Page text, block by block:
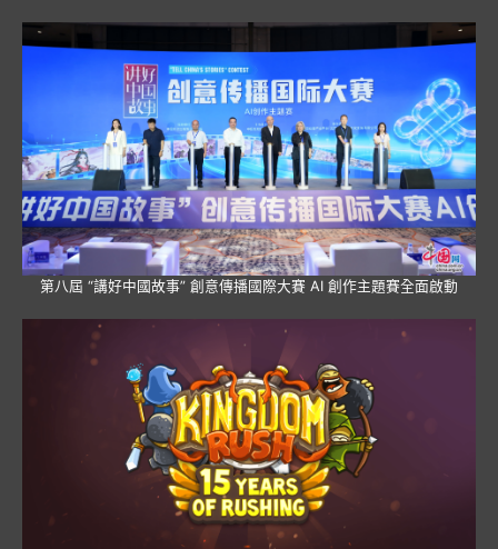
第八屆 “講好中國故事” 創意傳播國際大賽 AI 創作主題賽全面啟動